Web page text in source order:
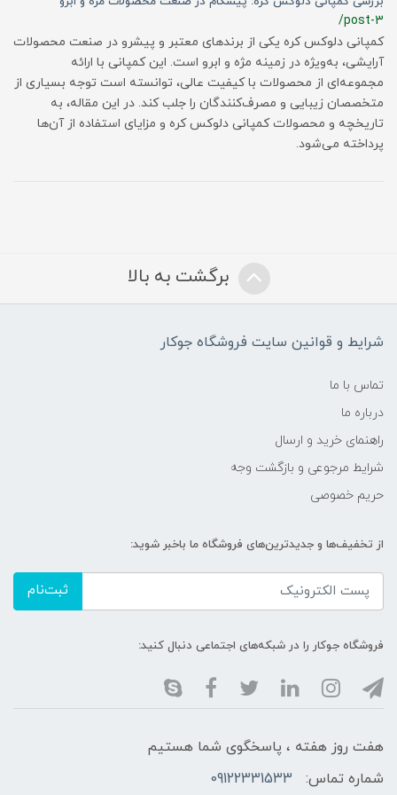
/post-3
کمپانی دلوکس کره یکی از برندهای معتبر و پیشرو در صنعت محصولات
آرایشی، به‌ویژه در زمینه مژه و ابرو است. این کمپانی با ارائه
مجموعه‌ای از محصولات با کیفیت عالی، توانسته است توجه بسیاری از
متخصصان زیبایی و مصرف‌کنندگان را جلب کند. در این مقاله، به
تاریخچه و محصولات کمپانی دلوکس کره و مزایای استفاده از آن‌ها
پرداخته می‌شود.
برگشت به بالا
شرایط و قوانین سایت فروشگاه جوکار
تماس با ما
درباره ما
راهنمای خرید و ارسال
شرایط مرجوعی و بازگشت وجه
حریم خصوصی
از تخفیف‌ها و جدیدترین‌های فروشگاه ما باخبر شوید:
ثبت‌نام
فروشگاه جوکار را در شبکه‌های اجتماعی دنبال کنید:
هفت روز هفته ، پاسخگوی شما هستیم
شماره تماس:
09122331533